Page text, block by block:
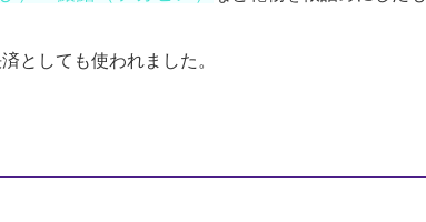
としても使われました。